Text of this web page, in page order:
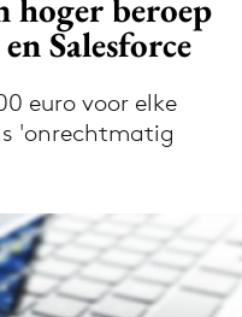
de Adformatie
beroep
Salesforce
euro voor elke
'onrechtmatig